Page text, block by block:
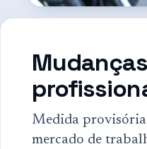
Medida provisória
mercado de